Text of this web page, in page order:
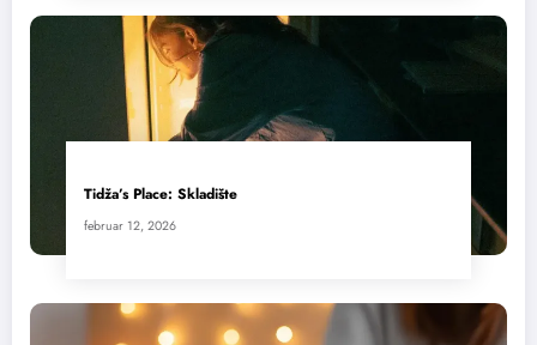
Tidža’s Place: Skladište
februar 12, 2026